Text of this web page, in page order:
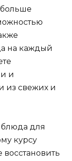
больше
на каждый
и
из свежих и
для
курсу
восстановить